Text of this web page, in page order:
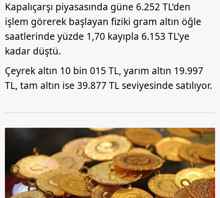
Kapalıçarşı piyasasında güne 6.252 TL'den
işlem görerek başlayan fiziki gram altın öğle
saatlerinde yüzde 1,70 kayıpla 6.153 TL'ye
kadar düştü.
Çeyrek altın 10 bin 015 TL, yarım altın 19.997
TL, tam altın ise 39.877 TL seviyesinde satılıyor.